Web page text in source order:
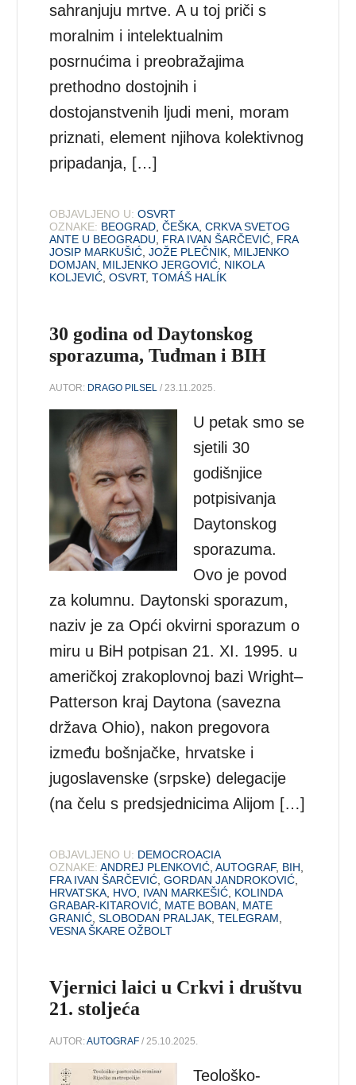
sahranjuju mrtve. A u toj priči s
moralnim i intelektualnim
posrnućima i preobražajima
prethodno dostojnih i
dostojanstvenih ljudi meni, moram
priznati, element njihova kolektivnog
pripadanja, […]
OBJAVLJENO U: OSVRT
OZNAKE: BEOGRAD ,ČEŠKA ,CRKVA SVETOG
ANTE U BEOGRADU
FRA IVAN ŠARČEVIĆ FRA
JOSIP MARKUŠIĆ ,JOŽE PLEČNIK MILJENKO
DOMJAN
MILJENKO JERGOVIĆ NIKOLA
KOLJEVIĆ ,OSVRT,TOMÁŠ HALÍK
30 godina od Daytonskog
sporazuma, Tuđman i BIH
AUTOR: DRAGO PILSEL / 23.11.2025.
U petak smo se
sjetili 30
godišnjice
potpisivanja
Daytonskog
sporazuma.
Ovo je povod
za kolumnu. Daytonski sporazum,
naziv je za Opći okvirni sporazum o
miru u BiH potpisan 21. XI. 1995. u
američkoj zrakoplovnoj bazi Wright–
Patterson kraj Daytona (savezna
država Ohio), nakon pregovora
između bošnjačke, hrvatske i
jugoslavenske (srpske) delegacije
(na čelu s predsjednicima Alijom […]
OBJAVLJENO U: DEMOCROACIA
OZNAKE: ANDREJ PLENKOVIĆ ,AUTOGRAF, BIH
FRA IVAN ŠARČEVIĆ ,GORDAN JANDROKOVIĆ
HRVATSKA HVO IVAN MARKEŠIĆ KOLINDA
GRABAR-KITAROVIĆ MATE BOBAN
MATE
GRANIĆ ,SLOBODAN PRALJAK ,TELEGRAM
VESNA ŠKARE OŽBOLT
Vjernici laici u Crkvi i društvu
21. stoljeća
AUTOR:AUTOGRAF / 25.10.2025.
Teološko-